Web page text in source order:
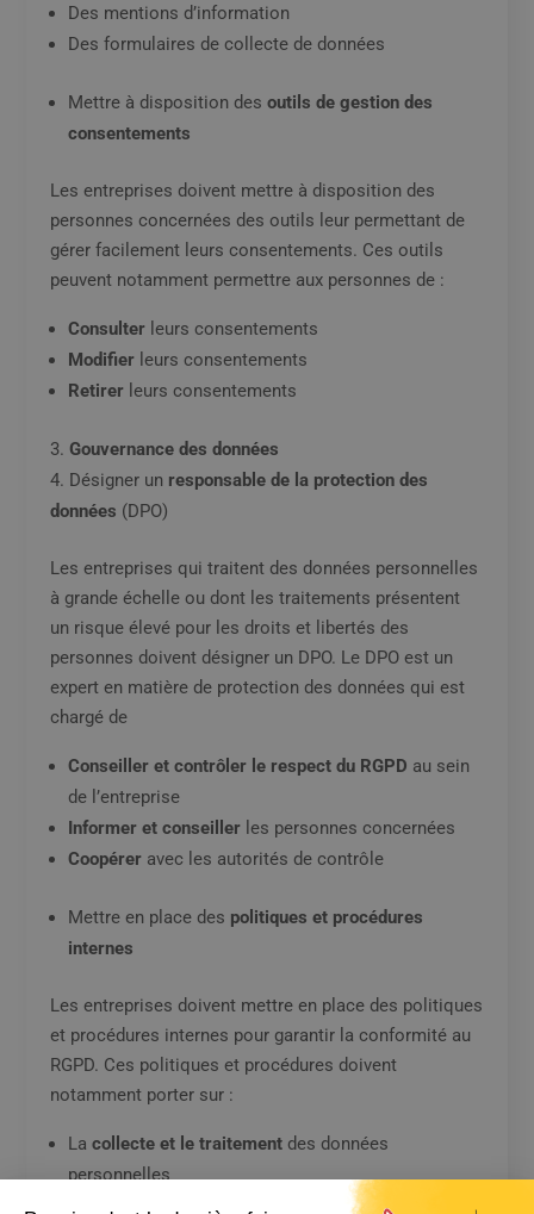
Des mentions d’information
Des formulaires de collecte de données
Mettre à disposition desoutils de gestion des
consentements
Les entreprises doivent mettre à disposition des
personnes concernées des outils leur permettant de
gérer facilement leurs consentements. Ces outils
peuvent notamment permettre aux personnes de :
Consulter leurs consentements
Modifier leurs consentements
Retirer leurs consentements
Gouvernance des données
Désigner un responsable de la protection des
données (DPO)
Les entreprises qui traitent des données personnelles
à grande échelle ou dont les traitements présentent
un risque élevé pour les droits et libertés des
personnes doivent désigner un DPO. Le DPO est un
expert en matière de protection des données qui est
chargé de
Conseiller et contrôler le respect du RGPD au sein
de l’entreprise
Informer et conseiller les personnes concernées
Coopérer avec les autorités de contrôle
Mettre en place des politiques et procédures
internes
Les entreprises doivent mettre en place des politiques
et procédures internes pour garantir la conformité au
RGPD. Ces politiques et procédures doivent
notamment porter sur :
Lacollecte et le traitement des données
personnelles
sécurité des données